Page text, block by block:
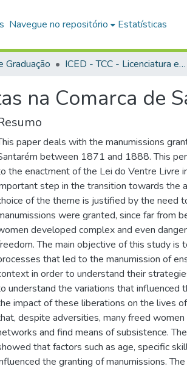
Navegue no repositório Estatísticas
Graduação ICED - TCC - Licenciatura em História
na Comarca de
paper deals with the manumissions
between 1871 and 1888. This
the enactment of the Lei do Ventre Livre
step in the transition towards the
of the theme is justified by the need
were granted, since far from
developed complex and even
The main objective of this study is
that led to the manumission of
in order to understand their
understand the variations that influenced
impact of these liberations on the lives
despite adversities, many freed
and find means of subsistence.
that factors such as age, specific
the granting of manumissions.